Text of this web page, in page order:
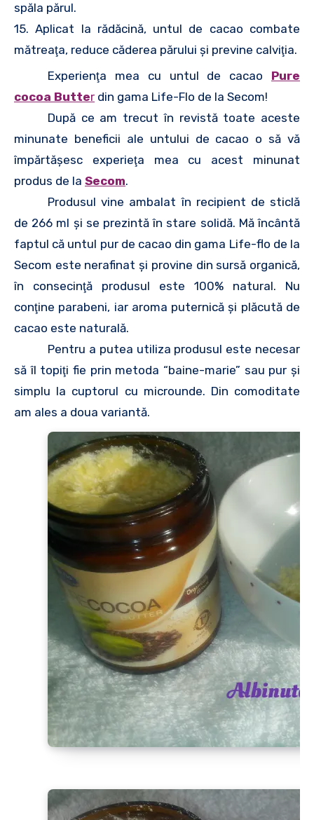
spăla părul.
15. Aplicat la rădăcină, untul de cacao combate
mătreaţa, reduce căderea părului şi previne calviţia.
Experienţa mea cu untul de cacao Pure
cocoa Butter din gama Life-Flo de la Secom!
După ce am trecut în revistă toate aceste
minunate beneficii ale untului de cacao o să vă
împărtăşesc experieţa mea cu acest minunat
produs de la Secom.
Produsul vine ambalat în recipient de sticlă
de 266 ml şi se prezintă în stare solidă. Mă încântă
faptul că untul pur de cacao din gama Life-flo de la
Secom este nerafinat şi provine din sursă organică,
în consecinţă produsul este 100% natural. Nu
conţine parabeni, iar aroma puternică şi plăcută de
cacao este naturală.
Pentru a putea utiliza produsul este necesar
să îl topiţi fie prin metoda “baine-marie” sau pur şi
simplu la cuptorul cu microunde. Din comoditate
am ales a doua variantă.